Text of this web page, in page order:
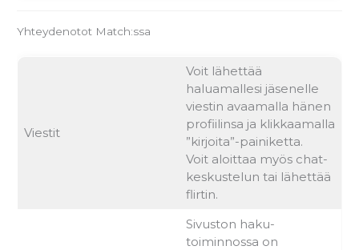
Yhteydenotot Match:ssa
Viestit
Voit lähettää
haluamallesi jäsenelle
viestin avaamalla hänen
profiilinsa ja klikkaamalla
”kirjoita”-painiketta.
Voit aloittaa myös chat-
keskustelun tai lähettää
flirtin.
Sivuston haku-
toiminnossa on